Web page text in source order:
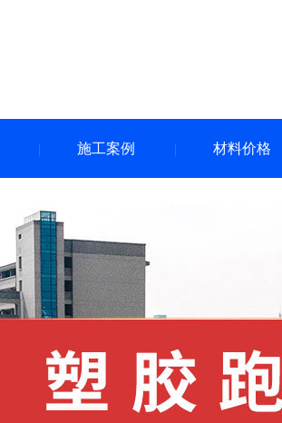
施工案例 材料价格